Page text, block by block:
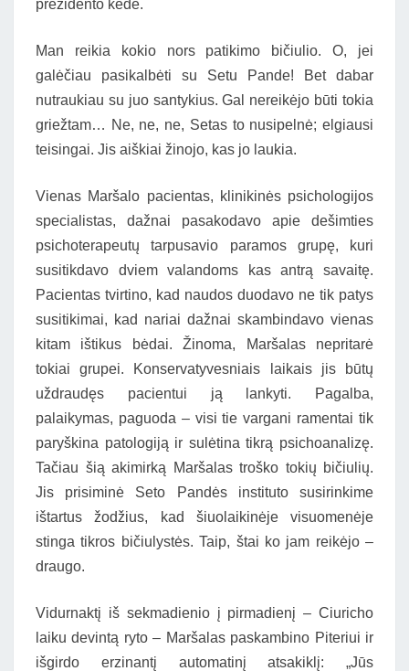
prezidento kėde.
Man reikia kokio nors patikimo bičiulio. O, jei
galėčiau pasikalbėti su Setu Pande! Bet dabar
nutraukiau su juo santykius. Gal nereikėjo būti tokia
griežtam… Ne, ne, ne, Setas to nusipelnė; elgiausi
teisingai. Jis aiškiai žinojo, kas jo laukia.
Vienas Maršalo pacientas, klinikinės psichologijos
specialistas, dažnai pasakodavo apie dešimties
psichoterapeutų tarpusavio paramos grupę, kuri
susitikdavo dviem valandoms kas antrą savaitę.
Pacientas tvirtino, kad naudos duodavo ne tik patys
susitikimai, kad nariai dažnai skambindavo vienas
kitam ištikus bėdai. Žinoma, Maršalas nepritarė
tokiai grupei. Konservatyvesniais laikais jis būtų
uždraudęs pacientui ją lankyti. Pagalba,
palaikymas, paguoda – visi tie vargani ramentai tik
paryškina patologiją ir sulėtina tikrą psichoanalizę.
Tačiau šią akimirką Maršalas troško tokių bičiulių.
Jis prisiminė Seto Pandės instituto susirinkime
ištartus žodžius, kad šiuolaikinėje visuomenėje
stinga tikros bičiulystės. Taip, štai ko jam reikėjo –
draugo.
Vidurnaktį iš sekmadienio į pirmadienį – Ciuricho
laiku devintą ryto – Maršalas paskambino Piteriui ir
išgirdo erzinantį automatinį atsakiklį: „Jūs